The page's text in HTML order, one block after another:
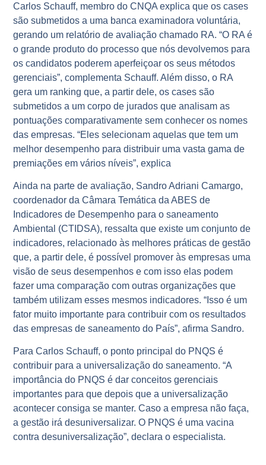
Carlos Schauff, membro do CNQA explica que os cases
são submetidos a uma banca examinadora voluntária,
gerando um relatório de avaliação chamado RA. “O RA é
o grande produto do processo que nós devolvemos para
os candidatos poderem aperfeiçoar os seus métodos
gerenciais”, complementa Schauff. Além disso, o RA
gera um ranking que, a partir dele, os cases são
submetidos a um corpo de jurados que analisam as
pontuações comparativamente sem conhecer os nomes
das empresas. “Eles selecionam aquelas que tem um
melhor desempenho para distribuir uma vasta gama de
premiações em vários níveis”, explica
Ainda na parte de avaliação, Sandro Adriani Camargo,
coordenador da Câmara Temática da ABES de
Indicadores de Desempenho para o saneamento
Ambiental (CTIDSA), ressalta que existe um conjunto de
indicadores, relacionado às melhores práticas de gestão
que, a partir dele, é possível promover às empresas uma
visão de seus desempenhos e com isso elas podem
fazer uma comparação com outras organizações que
também utilizam esses mesmos indicadores. “Isso é um
fator muito importante para contribuir com os resultados
das empresas de saneamento do País”, afirma Sandro.
Para Carlos Schauff, o ponto principal do PNQS é
contribuir para a universalização do saneamento. “A
importância do PNQS é dar conceitos gerenciais
importantes para que depois que a universalização
acontecer consiga se manter. Caso a empresa não faça,
a gestão irá desuniversalizar. O PNQS é uma vacina
contra desuniversalização”, declara o especialista.